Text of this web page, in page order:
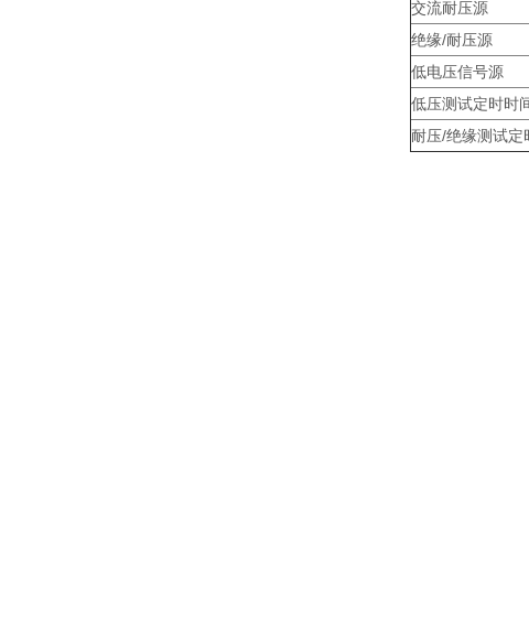
交流耐压源
绝缘/耐压源
低电压信号源
低压测试定时时
耐压/绝缘测试定